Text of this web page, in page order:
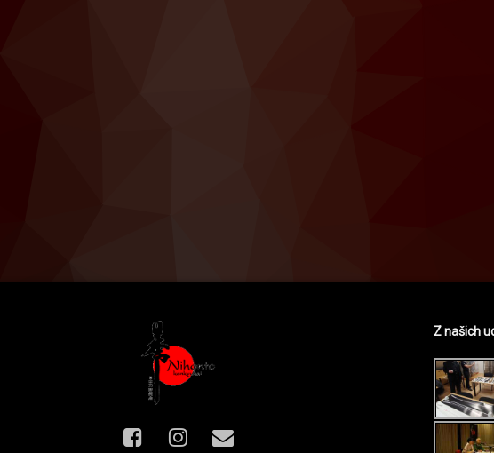
Facebook
Instagram
E-mail
Z našich